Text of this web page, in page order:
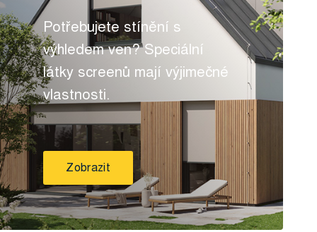
Potřebujete stínění s
výhledem ven? Speciální
látky screenů mají výjimečné
vlastnosti.
Zobrazit